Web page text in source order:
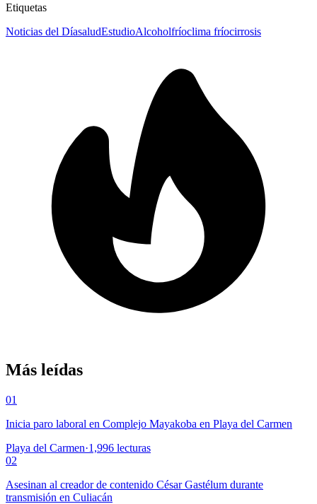
Etiquetas
Noticias del DíasaludEstudioAlcoholfríoclima fríocirrosis
Más leídas
01
Inicia paro laboral en Complejo Mayakoba en Playa del Carmen
Playa del Carmen·1,996 lecturas
02
Asesinan al creador de contenido César Gastélum durante
transmisión en Culiacán